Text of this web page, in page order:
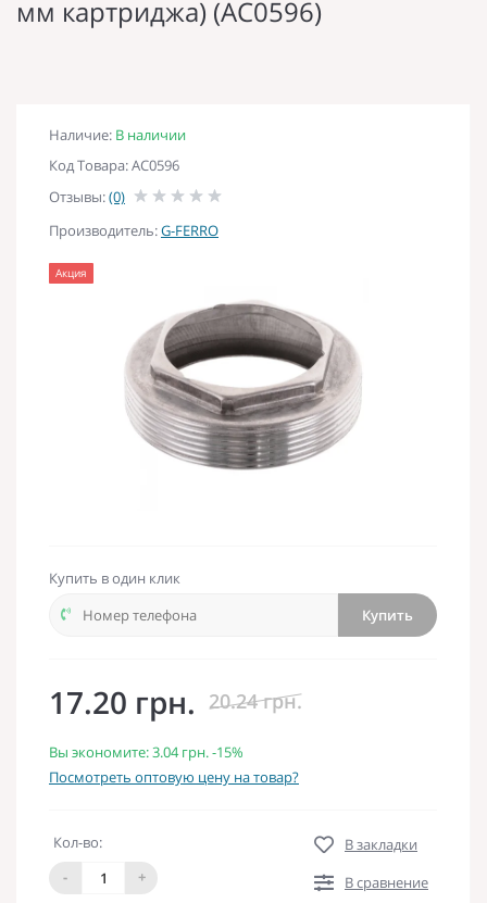
мм картриджа) (AC0596)
Наличие: В наличии
Код Товара: AC0596
Отзывы:(0)
Производитель:G-FERRO
Акция
Купить в один клик
Купить
17.20 грн. 20.24 грн.
Вы экономите:3.04 грн.-15%
Посмотреть оптовую цену на товар?
Кол-во:
-
+
В закладки
В сравнение